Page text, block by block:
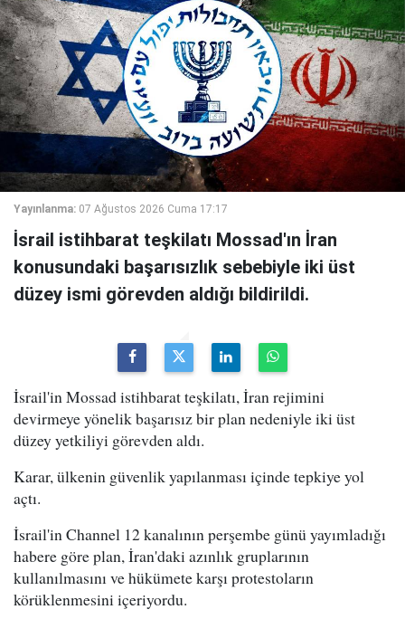
Yayınlanma: 07 Ağustos 2026 Cuma 17:17
İsrail istihbarat teşkilatı Mossad'ın İran
konusundaki başarısızlık sebebiyle iki üst
düzey ismi görevden aldığı bildirildi.
İsrail'in Mossad istihbarat teşkilatı, İran rejimini
devirmeye yönelik başarısız bir plan nedeniyle iki üst
düzey yetkiliyi görevden aldı.
Karar, ülkenin güvenlik yapılanması içinde tepkiye yol
açtı.
İsrail'in Channel 12 kanalının perşembe günü yayımladığı
habere göre plan, İran'daki azınlık gruplarının
kullanılmasını ve hükümete karşı protestoların
körüklenmesini içeriyordu.